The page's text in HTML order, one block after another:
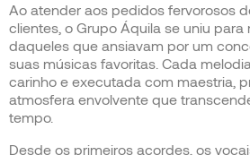
Ao atender aos pedidos fervorosos
clientes, o Grupo Áquila se uniu para
daqueles que ansiavam por um
suas músicas favoritas. Cada
carinho e executada com maestria,
atmosfera envolvente que
tempo.
Desde os primeiros acordes, os